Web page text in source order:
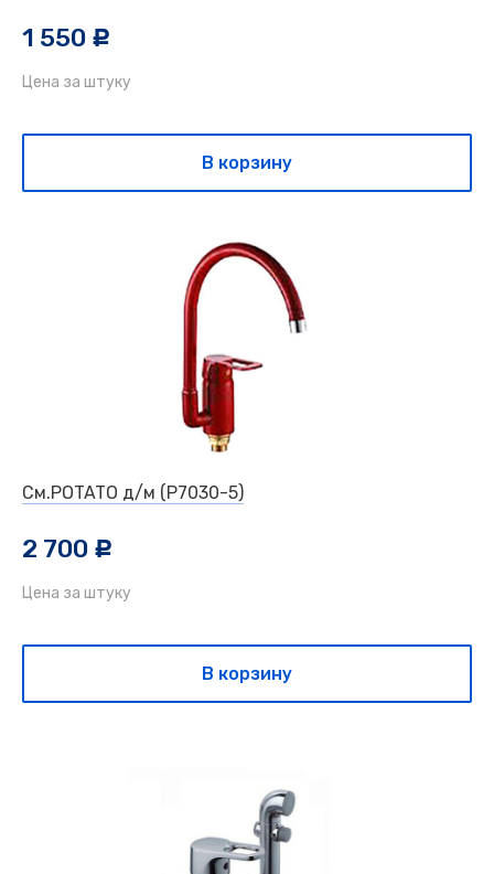
1 550 c
Цена за штуку
В корзину
См.POTATO д/м (P7030-5)
2 700 c
Цена за штуку
В корзину